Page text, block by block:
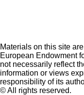
Materials on this site
European Endowment
not necessarily reflect
information or views
responsibility of its
© All rights reserved.